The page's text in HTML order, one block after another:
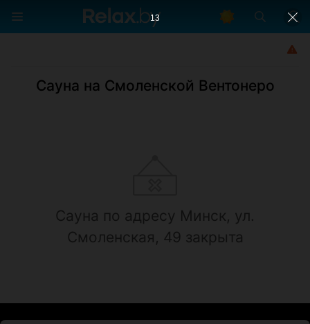
Сауна на Смоленской Вентонеро
Сауна по адресу Минск, ул.
Смоленская, 49 закрыта
12